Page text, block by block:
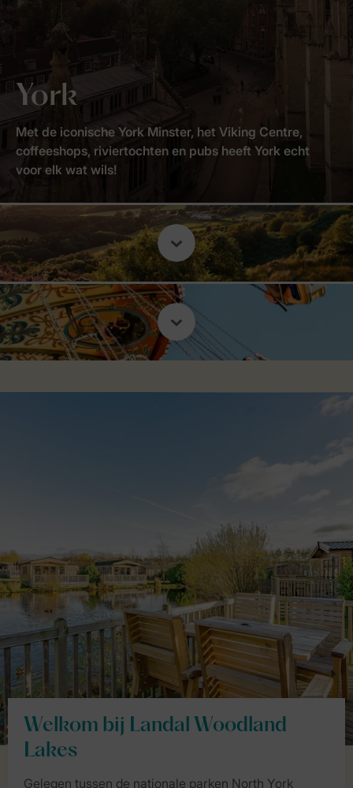
York
Met de iconische York Minster, het Viking Centre,
coffeeshops, riviertochten en pubs heeft York echt
voor elk wat wils!
Welkom bij Landal Woodland
Lakes
Gelegen tussen de nationale parken North York